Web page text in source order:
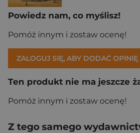
Powiedz nam, co myślisz!
Pomóż innym i zostaw ocenę!
ZALOGUJ SIĘ, ABY DODAĆ OPINIĘ
Ten produkt nie ma jeszcze
Pomóż innym i zostaw ocenę!
Z tego samego